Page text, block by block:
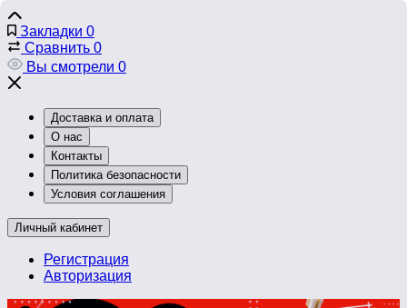
Закладки 0
Сравнить 0
Вы смотрели 0
Доставка и оплата
О нас
Контакты
Политика безопасности
Условия соглашения
Личный кабинет
Регистрация
Авторизация